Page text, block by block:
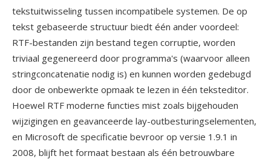
tekstuitwisseling tussen incompatibele systemen. De op
tekst gebaseerde structuur biedt één ander voordeel:
RTF-bestanden zijn bestand tegen corruptie, worden
triviaal gegenereerd door programma's (waarvoor alleen
stringconcatenatie nodig is) en kunnen worden gedebugd
door de onbewerkte opmaak te lezen in één teksteditor.
Hoewel RTF moderne functies mist zoals bijgehouden
wijzigingen en geavanceerde lay-outbesturingselementen,
en Microsoft de specificatie bevroor op versie 1.9.1 in
2008, blijft het formaat bestaan als één betrouwbare